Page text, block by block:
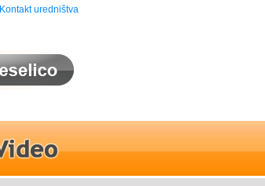
Kontakt uredništva